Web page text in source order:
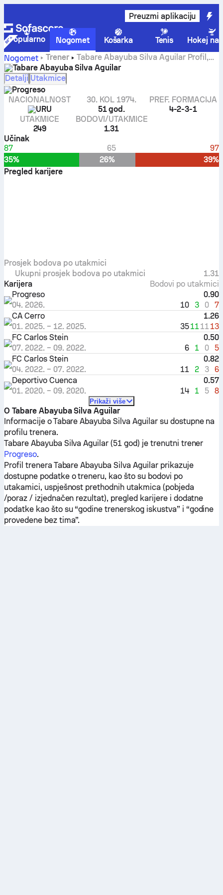
Preuzmi aplikaciju
Popularno Nogomet Košarka Tenis
Hokej na
Nogomet
Trener
Tabare Abayuba Silva Aguilar Profil,
statistika i pregled karijere
Tabare Abayuba Silva Aguilar
Detalji Utakmice
Progreso
NACIONALNOST
URU
30. KOL 1974.
51 god.
PREF. FORMACIJA
4-2-3-1
UTAKMICE
249
BODOVI/UTAKMICE
1.31
Učinak
87
65
97
35%
26%
39%
Pregled karijere
Prosjek bodova po utakmici
Ukupni prosjek bodova po utakmici
1.31
Karijera
Bodovi po utakmici
Progreso
0.90
04. 2026.
10 3 0 7
CA Cerro
1.26
01. 2025. – 12. 2025. 351111 13
FC Carlos Stein
0.50
07. 2022. – 09. 2022. 6 1 0
5
FC Carlos Stein
0.82
04. 2022. – 07. 2022. 11 2 3 6
Deportivo Cuenca
0.57
01. 2020. – 09. 2020. 14 1 5 8
Prikaži više
O Tabare Abayuba Silva Aguilar
Informacije o Tabare Abayuba Silva Aguilar su dostupne na
profilu trenera.
Tabare Abayuba Silva Aguilar (51 god) je trenutni trener
Progreso.
Profil trenera Tabare Abayuba Silva Aguilar prikazuje
dostupne podatke o treneru, kao što su bodovi po
utakamici, uspješnost prethodnih utakmica (pobjeda
/poraz / izjednačen rezultat), pregled karijere i dodatne
podatke kao što su “godine trenerskog iskustva” i “godine
provedene bez tima”.